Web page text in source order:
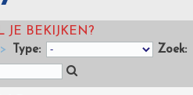
JE BEKIJKEN?
> Type: Zoek: